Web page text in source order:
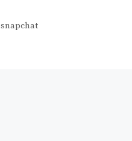
snapchat